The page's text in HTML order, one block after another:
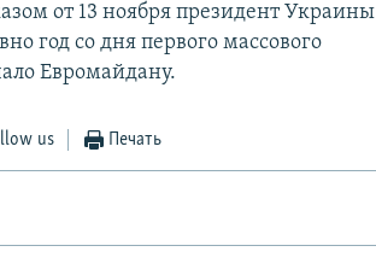
от 13 ноября президент Украины
год со дня первого массового
Евромайдану.
us Печать